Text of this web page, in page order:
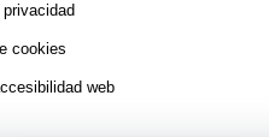
cookies
web